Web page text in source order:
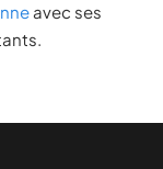
avec ses